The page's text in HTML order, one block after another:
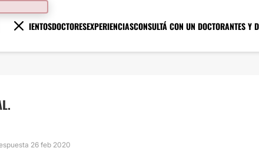
TRATAMIENTOSDOCTORESEXPERIENCIASCONSULTÁ CON UN DOCTORANTES Y
26 feb 2020